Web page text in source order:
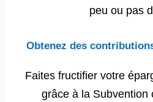
peu ou pas
Obtenez des
Faites fructifier votre
grâce à la Subvention